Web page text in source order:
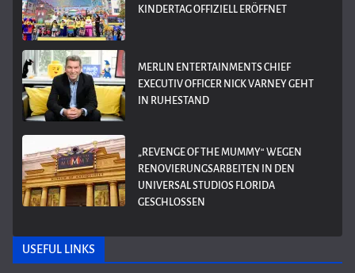
KINDERTAG OFFIZIELL ERÖFFNET
MERLIN ENTERTAINMENTS CHIEF
EXECUTIV OFFICER NICK VARNEY GEHT
IN RUHESTAND
„REVENGE OF THE MUMMY“ WEGEN
RENOVIERUNGSARBEITEN IN DEN
UNIVERSAL STUDIOS FLORIDA
GESCHLOSSEN
USEFUL LINKS